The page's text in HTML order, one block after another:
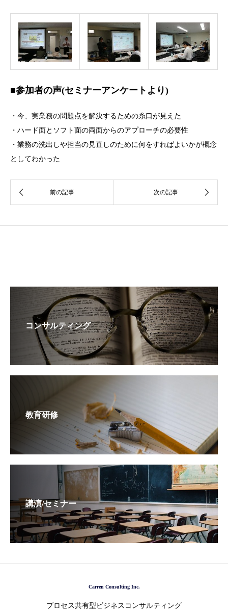
■参加者の声(セミナーアンケートより)
・今、実業務の問題点を解決するための糸口が見えた
・ハード面とソフト面の両面からのアプローチの必要性
・業務の洗出しや担当の見直しのために何をすればよいかが概念
としてわかった
コンサルティング
教育研修
講演/セミナー
Carren Consulting Inc.
プロセス共有型ビジネスコンサルティング